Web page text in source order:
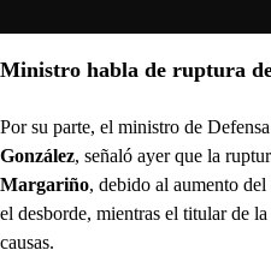
Ministro habla de ruptura
Por su parte, el ministro de
González, señaló ayer que la
Margariño, debido al aumento
el desborde, mientras el titular de la
causas.